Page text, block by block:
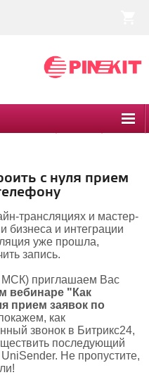
КЕЙСЫ
с нуля прием
трансляциях и мастер-
бизнеса и интеграции
уже прошла,
запись.
МСК) приглашаем Вас
вебинаре "Как
прием заявок по
как
звонок в Битрикс24,
последующий
Не пропустите,